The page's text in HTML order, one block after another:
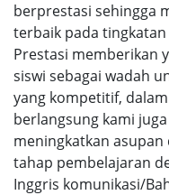
berprestasi sehingga
terbaik pada
Prestasi memberikan
siswi sebagai wadah
yang kompetitif,
berlangsung kami
meningkatkan
tahap pembelajaran
Inggris komunikasi/